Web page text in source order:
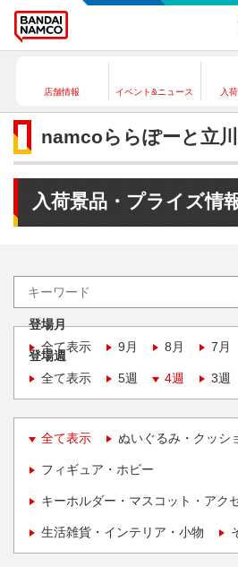
店舗情報 イベント&ニュース 入
namcoららぽーと立
入荷景品・プライズ情
登場月
全て表示
9月 8月 7月
登場週
全て表示
5週 4週 3週
全て表示 ぬいぐるみ・クッシ
フィギュア・ホビー
キーホルダー・マスコット・アク
生活雑貨・インテリア・小物